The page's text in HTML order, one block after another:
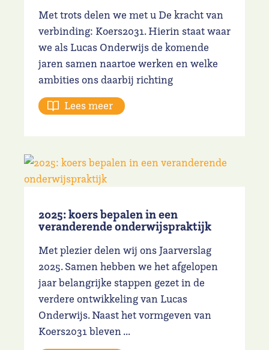
Met trots delen we met u De kracht van
verbinding: Koers2031. Hierin staat waar
we als Lucas Onderwijs de komende
jaren samen naartoe werken en welke
ambities ons daarbij richting
Lees meer
2025: koers bepalen in een
veranderende onderwijspraktijk
Met plezier delen wij ons Jaarverslag
2025. Samen hebben we het afgelopen
jaar belangrijke stappen gezet in de
verdere ontwikkeling van Lucas
Onderwijs. Naast het vormgeven van
Koers2031 bleven ...